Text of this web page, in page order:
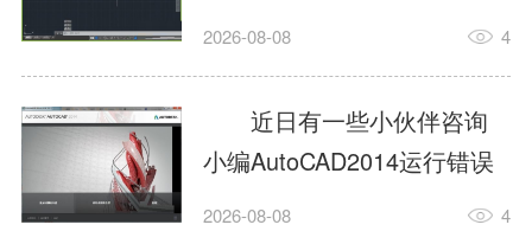
填充?今日为你们带来的文章
用图案填充的内容，还有不
清楚小伙伴和小编一起去学
习一下吧。1.打开
AutoCAD2014这款软件，进
2026-08-08 4
近日有一些小伙伴咨询
小编AutoCAD2014运行错误
怎么办?下面就为大家带来了
2026-08-08 4